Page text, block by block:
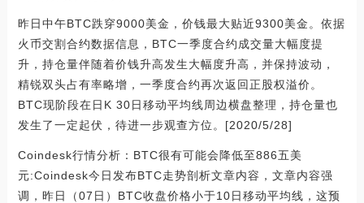
昨日中午BTC跌穿9000美金，价钱最大贴近9300美金。依据
火币交割合约数据信息，BTC一季度合约成交量大幅度提
升，持仓量伴随着价钱升高发生大幅度升高，并保持波动，
精锐双头占有率略增，一季度合约再次返回正股权溢价。
BTC现阶段在日K 30日移动平均线周边横盘整理，持仓量也
发生了一定起伏，待进一步观查方位。[2020/5/28]
Coindesk行情分析：BTC很有可能会降低至886五美
元:Coindesk今日发布BTC走势剖析文章内容，文章内容强
调，昨日（07日）BTC收盘价格小于10日移动平均线，这预